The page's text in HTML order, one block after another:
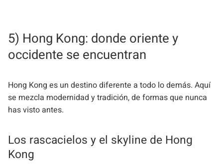
5) Hong Kong: donde oriente y
occidente se encuentran
Hong Kong es un destino diferente a todo lo demás. Aquí
se mezcla modernidad y tradición, de formas que nunca
has visto antes.
Los rascacielos y el skyline de Hong
Kong